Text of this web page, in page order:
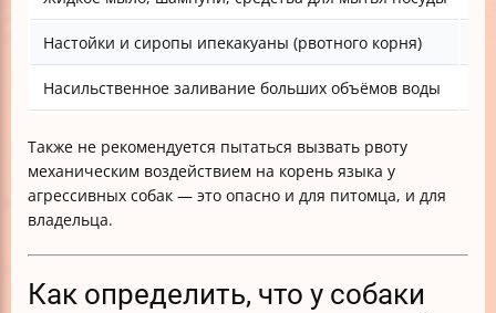
Настойки и сиропы ипекакуаны (рвотного корня)
Насильственное заливание больших объёмов воды
Также не рекомендуется пытаться вызвать рвоту
механическим воздействием на корень языка у
агрессивных собак — это опасно и для питомца, и для
владельца.
Как определить, что у собаки